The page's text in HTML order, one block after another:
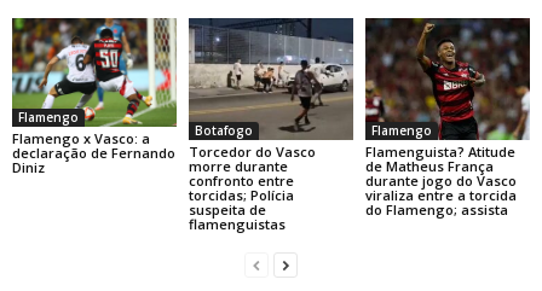
Flamengo
Flamengo x Vasco: a
declaração de Fernando
Diniz
Botafogo
Torcedor do Vasco
morre durante
confronto entre
torcidas; Polícia
suspeita de
flamenguistas
Flamengo
Flamenguista? Atitude
de Matheus França
durante jogo do Vasco
viraliza entre a torcida
do Flamengo; assista